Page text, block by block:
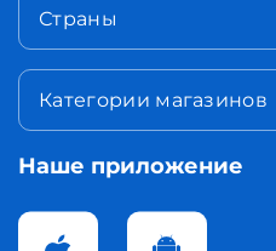
Страны
Категории магазинов
Наше приложение